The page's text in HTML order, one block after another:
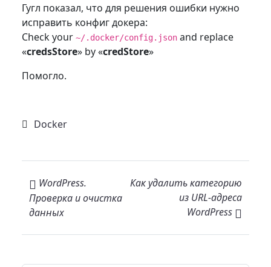
Гугл показал, что для решения ошибки нужно
исправить конфиг докера:
Check your ~/.docker/config.json and replace
«credsStore» by «credStore»
Помогло.
Docker
Навигация по записям
WordPress.
Проверка и очистка
данных
Как удалить категорию
из URL-адреса
WordPress